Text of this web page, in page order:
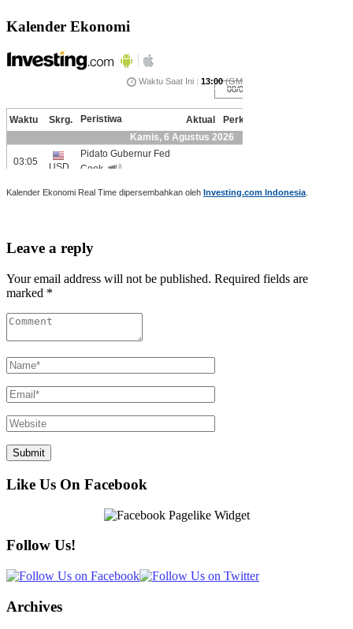
Kalender Ekonomi
Kalender Ekonomi Real Time dipersembahkan oleh Investing.com Indonesia
Leave a reply
Your email address will not be published. Required fields are
marked *
Like Us On Facebook
Follow Us!
Archives